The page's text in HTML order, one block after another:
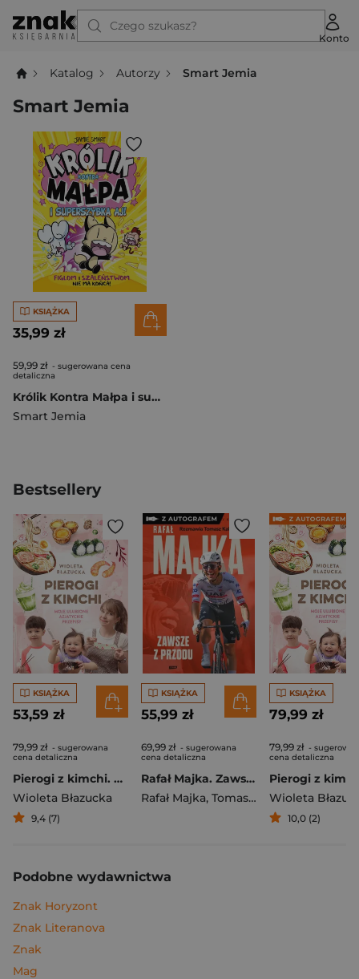
Czego szukasz?
Konto
Katalog Autorzy Smart Jemia
Smart Jemia
KSIĄŻKA
35,99 zł
59,99 zł - sugerowana cena
detaliczna
Królik Kontra Małpa i superszybka Aj. Tom 4
Smart Jemia
Bestsellery
KSIĄŻKA
53,59 zł
79,99 zł - sugerowana
cena detaliczna
Pierogi z kimchi. Moje ulubione azjatyckie przepisy
Wioleta Błazucka
9,4 (7)
KSIĄŻKA
55,99 zł
69,99 zł - sugerowana
cena detaliczna
Rafał Majka. Zawsze z przodu. Rozmawia Tomasz Kalemba - książka z autografem
Rafał Majka, Tomasz Kalemba
KSIĄŻKA
79,99 zł
79,99 zł -
cena detaliczna
Wioleta
10,0 (2)
Podobne wydawnictwa
Znak Horyzont
Znak Literanova
Znak
Mag